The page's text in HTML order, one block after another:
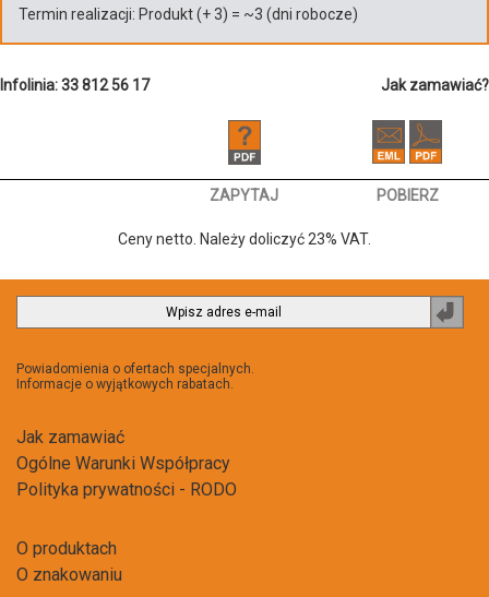
Termin realizacji: Produkt(+3) = ~3 (dni robocze)
Infolinia: 33 812 56 17 Jak zamawiać?
ZAPYTAJ POBIERZ
Ceny netto. Należy doliczyć 23% VAT.
Powiadomienia o ofertach specjalnych.
Informacje o wyjątkowych rabatach.
Jak zamawiać
Ogólne Warunki Współpracy
Polityka prywatności - RODO
O produktach
O znakowaniu